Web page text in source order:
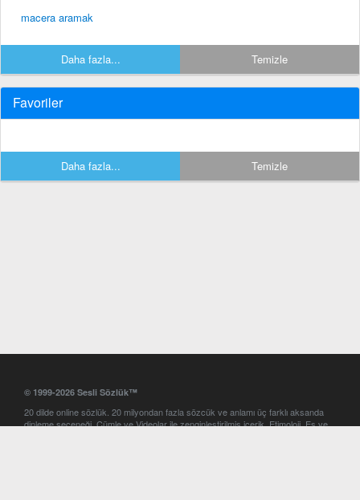
macera aramak
Daha fazla... Temizle
Favoriler
Daha fazla... Temizle
© 1999-2026 Sesli Sözlük™
20 dilde online sözlük. 20 milyondan fazla sözcük ve anlamı üç farklı aksanda
dinleme seçeneği. Cümle ve Videolar ile zenginleştirilmiş içerik. Etimoloji, Eş ve